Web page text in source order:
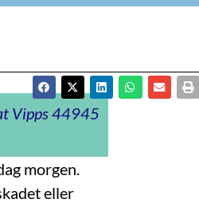
Vipps 44945
morgen.
eller